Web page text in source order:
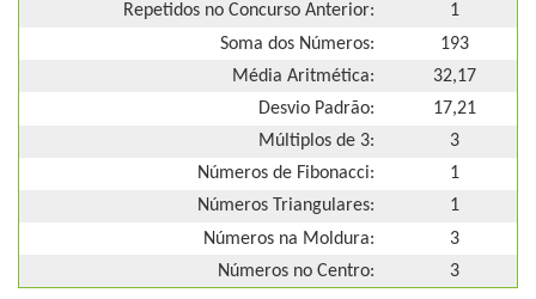
Repetidos no Concurso Anterior:
1
Soma dos Números:
193
Média Aritmética:
32,17
Desvio Padrão:
17,21
Múltiplos de 3:
3
Números de Fibonacci:
1
Números Triangulares:
1
Números na Moldura:
3
Números no Centro:
3